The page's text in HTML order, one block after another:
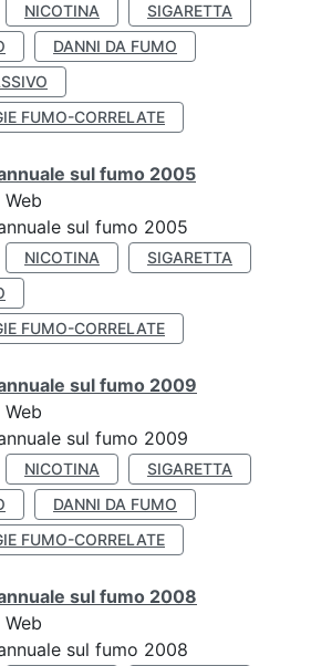
NICOTINA
SIGARETTA
DANNI DA FUMO
FUMO-CORRELATE
sul fumo 2005
sul fumo 2005
NICOTINA
SIGARETTA
FUMO-CORRELATE
sul fumo 2009
sul fumo 2009
NICOTINA
SIGARETTA
DANNI DA FUMO
FUMO-CORRELATE
sul fumo 2008
sul fumo 2008